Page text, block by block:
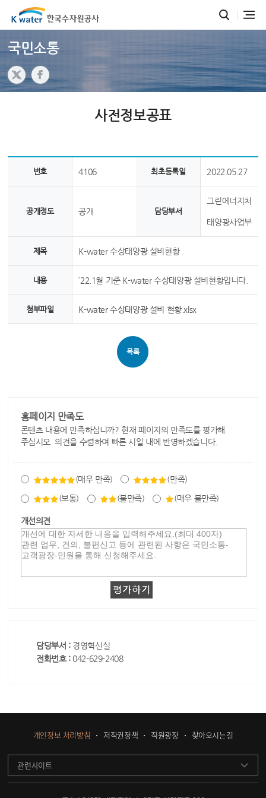
국민소통
사전정보공표
번호 4106 최초등록일 2022.05.27
공개정도 공개 담당부서
그린에너지처
태양광사업부
제목 K-water 수상태양광 설비현황
내용 `22.1월 기준 K-water 수상태양광 설비현황입니다.
첨부파일 K-water 수상태양광 설비 현황.xlsx
목록
홈페이지 만족도
콘텐츠 내용에 만족하십니까? 현재 페이지의 만족도를 평가해
주십시오. 의견을 수렴하여 빠른 시일 내에 반영하겠습니다.
(매우 만족) (만족)
(보통) (불만족) (매우 불만족)
개선의견
담당부서 : 경영혁신실
전화번호 : 042-629-2408
개인정보 처리방침 저작권정책 직원광장 찾아오시는길
관련사이트